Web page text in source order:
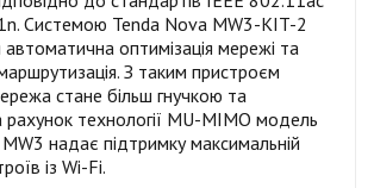
Системою Tenda Nova MW3-KIT-2
автоматична оптимізація мережі та
З таким пристроєм
стане більш гнучкою та
рахунок технології MU-MIMO модель
надає підтримку максимальній
із Wi-Fi.